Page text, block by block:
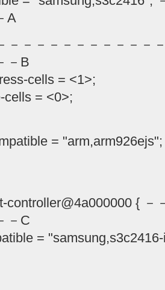
A
－－－－－－－－－－
－B
cells = <1>;
= <0>;
= "arm,arm926ejs";
{ －
－C
= "samsung,s3c2416-